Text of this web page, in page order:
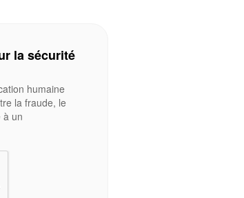
la sécurité
humaine
la fraude, le
à un